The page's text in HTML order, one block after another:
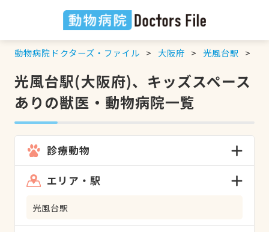
動物病院ドクターズ・ファイル 大阪府 光風台駅
光風台駅(大阪府)、キッズスペース
ありの獣医・動物病院一覧
診療動物
エリア・駅
光風台駅